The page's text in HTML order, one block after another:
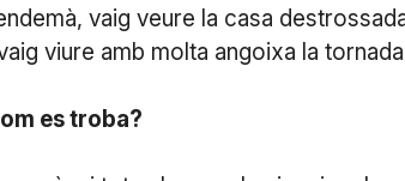
vaig veure la casa
viure amb molta angoixa la
es troba?